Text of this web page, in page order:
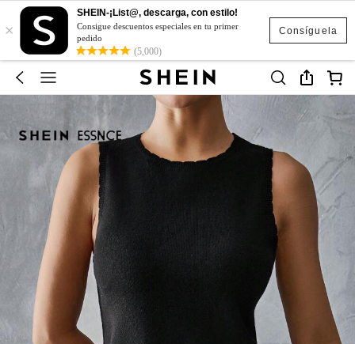
Consíguela
×
SHEIN-¡List@, descarga, con estilo!
Consigue descuentos especiales en tu primer
pedido
(5,000)